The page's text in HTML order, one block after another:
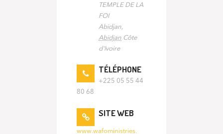
TEMPLE DE LA
FOI
Abidjan
Abidjan Côte
d'Ivoire
TÉLÉPHONE
+225 05 55 44
80 68
SITE WEB
www.wafoministries.